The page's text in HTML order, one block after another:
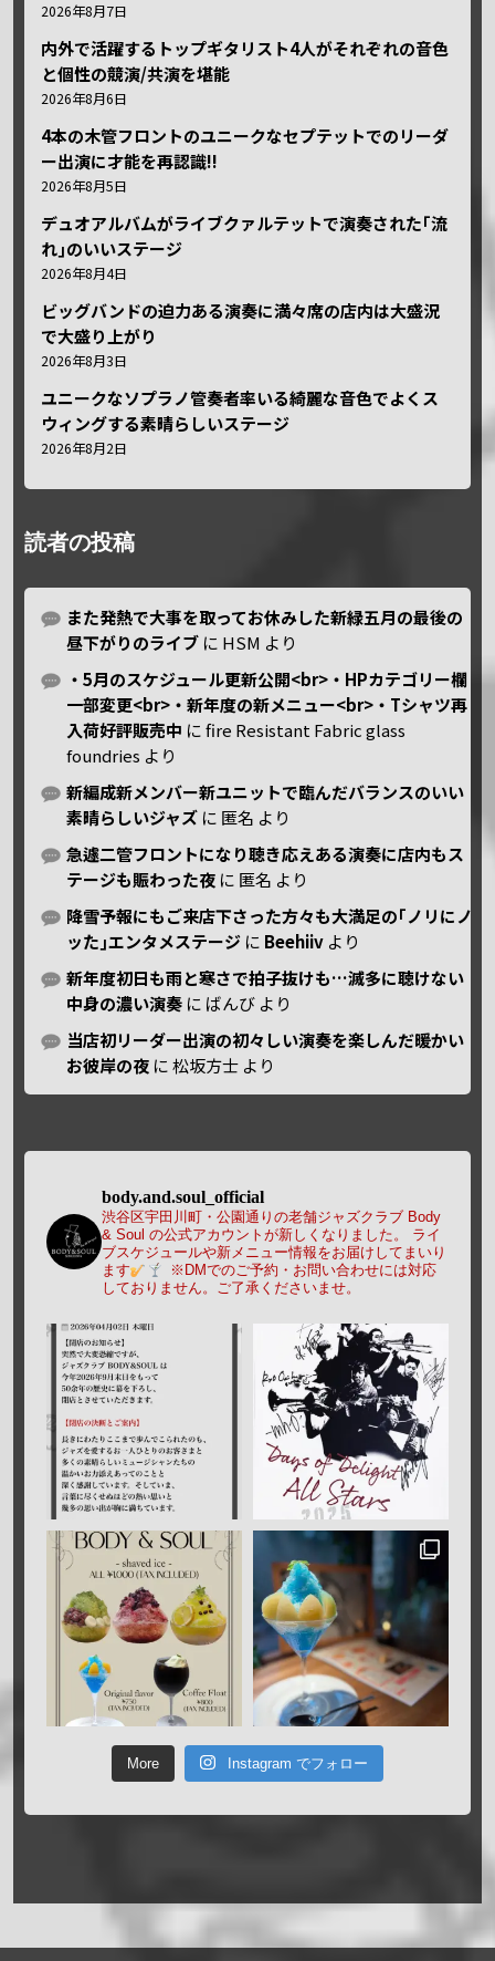
2026年8月7日
内外で活躍するトップギタリスト4人がそれぞれの音色
と個性の競演/共演を堪能
2026年8月6日
4本の木管フロントのユニークなセプテットでのリーダ
ー出演に才能を再認識!!
2026年8月5日
デュオアルバムがライブクァルテットで演奏された｢流
れ｣のいいステージ
2026年8月4日
ビッグバンドの迫力ある演奏に満々席の店内は大盛況
で大盛り上がり
2026年8月3日
ユニークなソプラノ管奏者率いる綺麗な音色でよくス
ウィングする素晴らしいステージ
2026年8月2日
読者の投稿
また発熱で大事を取ってお休みした新緑五月の最後の
昼下がりのライブ に HSM より
・5月のスケジュール更新公開<br>・HPカテゴリー欄
一部変更<br>・新年度の新メニュー<br>・Tシャツ再
入荷好評販売中 にfire Resistant Fabric glass
foundries より
新編成新メンバー新ユニットで臨んだバランスのいい
素晴らしいジャズ に 匿名 より
急遽二管フロントになり聴き応えある演奏に店内もス
テージも賑わった夜 に 匿名 より
降雪予報にもご来店下さった方々も大満足の｢ノリにノ
ッた｣エンタメステージ に Beehiiv より
新年度初日も雨と寒さで拍子抜けも…滅多に聴けない
中身の濃い演奏 に ばんび より
当店初リーダー出演の初々しい演奏を楽しんだ暖かい
お彼岸の夜 に松坂方士 より
body.and.soul_official
渋谷区宇田川町・公園通りの老舗ジャズクラブ Body
& Soul の公式アカウントが新しくなりました。
ライ
ブスケジュールや新メニュー情報をお届けしてまいり
ます
※DMでのご予約・お問い合わせには対応
しておりません。ご了承くださいませ。
More Instagram でフォロー